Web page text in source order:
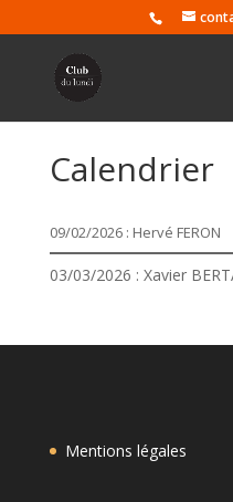
Calendrier
09/02/2026 : Hervé FERON
03/03/2026 : Xavier
Mentions légales